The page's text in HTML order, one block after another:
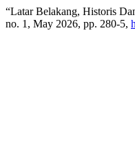
“Latar Belakang, Historis
no. 1, May 2026, pp. 280-5,